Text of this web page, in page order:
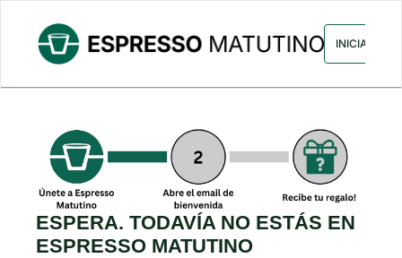
ARCHIVO ANUNCIA CON
INICIAR
ESPERA. TODAVÍA NO ESTÁS EN
ESPRESSO MATUTINO